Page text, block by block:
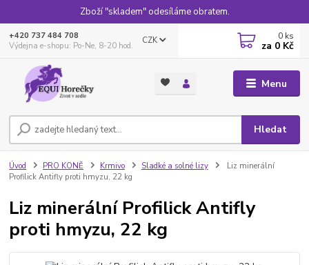
Zboží "skladem" odesíláme obratem.
Menu
CZK
Hledat
+420 737 484 708
Výdejna e-shopu: Po-Ne, 8-20 hod.
0 ks
za 0 Kč
Úvod PRO KONĚ Krmivo Sladké a solné lizy
Liz minerální
Profilick Antifly proti hmyzu, 22 kg
Liz minerální Profilick Antifly
proti hmyzu, 22 kg